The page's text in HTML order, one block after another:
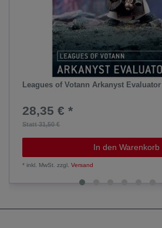
Leagues of Votann Arkanyst Evaluator
Statt 31,50 €
28,35 € *
In den Warenkorb
*inkl. MwSt. zzgl.Versand